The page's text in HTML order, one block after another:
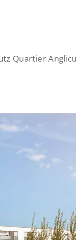
Quartier